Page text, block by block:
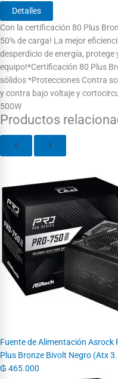
Detalles
Con la certificación 80 Plus
50% de carga! La mejor
desperdicio de energía,
equipo!*Certificación 80 Plus
sólidos *Protecciones Contra
y contra bajo voltaje y
500W
Productos
Fuente de Alimentación Asrock
Plus Bronze Bivolt Negro (Atx
₲ 465.000